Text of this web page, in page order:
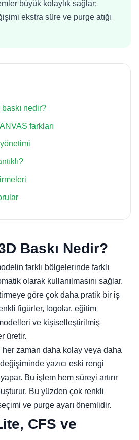
büyük kolaylık sağlar;
ekstra süre ve purge atığı
nedir?
farkları
Baskı Nedir?
farklı bölgelerinde farklı
olarak kullanılmasını sağlar.
göre çok daha pratik bir iş
figürler, logolar, eğitim
ve kişiselleştirilmiş
üretir.
her zaman daha kolay veya daha
yazıcı eski rengi
Bu işlem hem süreyi artırır
Bu yüzden çok renkli
ve purge ayarı önemlidir.
CFS ve